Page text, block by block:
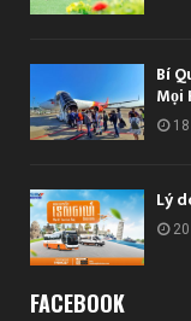
Bí
Mọi
Lý
FACEBOOK